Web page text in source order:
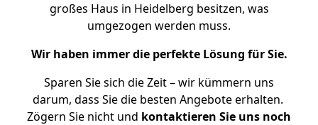
großes Haus in Heidelberg besitzen, was
umgezogen werden muss.
Wir haben immer die perfekte Lösung für Sie.
Sparen Sie sich die Zeit – wir kümmern uns
darum, dass Sie die besten Angebote erhalten.
Zögern Sie nicht und kontaktieren Sie uns noch